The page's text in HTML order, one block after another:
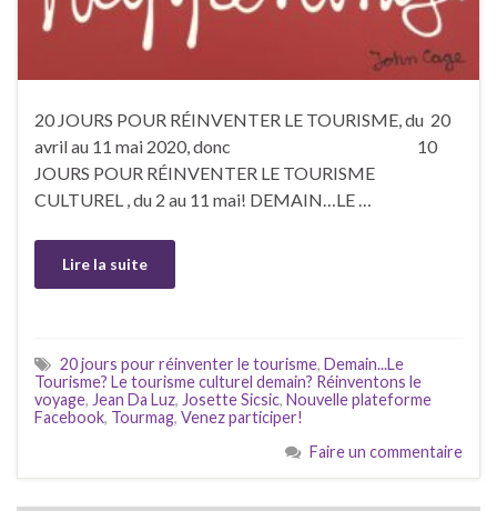
20 JOURS POUR RÉINVENTER LE TOURISME, du 20
avril au 11 mai 2020, donc 10
JOURS POUR RÉINVENTER LE TOURISME
CULTUREL , du 2 au 11 mai! DEMAIN…LE …
Lire la suite
20 jours pour réinventer le tourisme, Demain...Le
Tourisme? Le tourisme culturel demain? Réinventons le
voyage, Jean Da Luz, Josette Sicsic, Nouvelle plateforme
Facebook, Tourmag, Venez participer!
Faire un commentaire